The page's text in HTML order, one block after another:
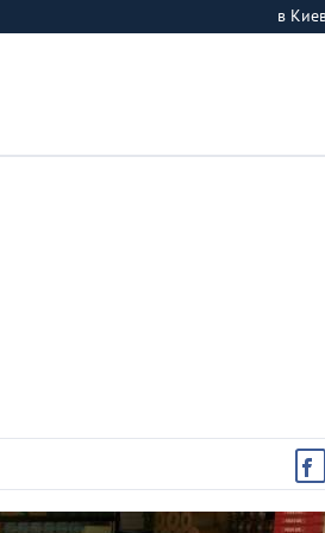
в
Киевляне и
отличительные